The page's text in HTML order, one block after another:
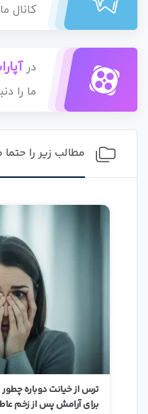
کانال
در
ما را
مطالب زیر را
ترس از خیانت دوباره
برای آرامش پس از زخم